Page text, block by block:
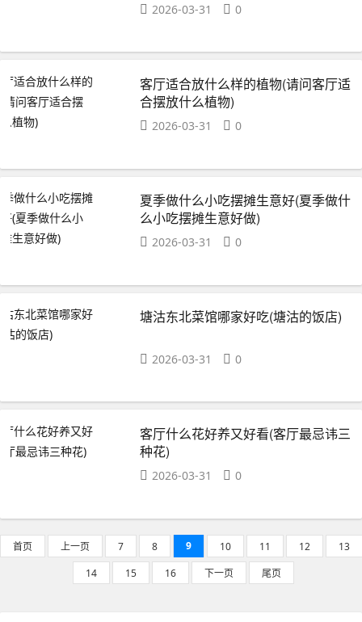
2026-03-31 0
客厅适合放什么样的植物(请问客厅适
合摆放什么植物)
2026-03-31 0
夏季做什么小吃摆摊生意好(夏季做什
么小吃摆摊生意好做)
2026-03-31 0
塘沽东北菜馆哪家好吃(塘沽的饭店)
2026-03-31 0
客厅什么花好养又好看(客厅最忌讳三
种花)
2026-03-31 0
首页 上一页 7 8 9 10 11 12
13
14
15 16 下一页 尾页